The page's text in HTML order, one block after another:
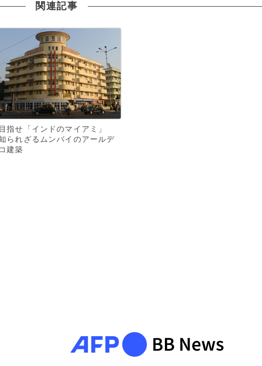
関連記事
目指せ「インドのマイアミ」
られざるムンバイのアールデ
コ建築